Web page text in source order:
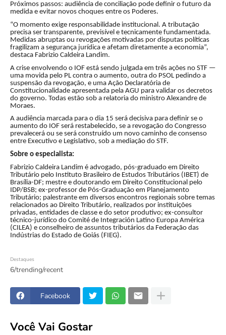
Próximos passos: audiência de conciliação pode definir o futuro da
medida e evitar novos choques entre os Poderes.
“O momento exige responsabilidade institucional. A tributação
precisa ser transparente, previsível e tecnicamente fundamentada.
Medidas abruptas ou revogações motivadas por disputas políticas
fragilizam a segurança jurídica e afetam diretamente a economia”,
destaca Fabrizio Caldeira Landim.
A crise envolvendo o IOF está sendo julgada em três ações no STF —
uma movida pelo PL contra o aumento, outra do PSOL pedindo a
suspensão da revogação, e uma Ação Declaratória de
Constitucionalidade apresentada pela AGU para validar os decretos
do governo. Todas estão sob a relatoria do ministro Alexandre de
Moraes.
A audiência marcada para o dia 15 será decisiva para definir se o
aumento do IOF será restabelecido, se a revogação do Congresso
prevalecerá ou se será construído um novo caminho de consenso
entre Executivo e Legislativo, sob a mediação do STF.
Sobre o especialista:
Fabrizio Caldeira Landim é advogado, pós-graduado em Direito
Tributário pelo Instituto Brasileiro de Estudos Tributários (IBET) de
Brasília-DF; mestre e doutorando em Direito Constitucional pelo
IDP/BSB; ex-professor de Pós-Graduação em Planejamento
Tributário; palestrante em diversos encontros regionais sobre temas
relacionados ao Direito Tributário, realizados por instituições
privadas, entidades de classe e do setor produtivo; ex-consultor
técnico-jurídico do Comité de Integración Latino Europa América
(CILEA) e conselheiro de assuntos tributários da Federação das
Indústrias do Estado de Goiás (FIEG).
Destaques
6/trending/recent
Facebook
Você Vai Gostar